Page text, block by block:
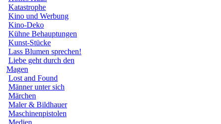
Katastrophe
Kino und Werbung
Kino-Deko
Kühne Behauptungen
Kunst-Stücke
Lass Blumen sprechen!
Liebe geht durch den
Magen
Lost and Found
Männer unter sich
Märchen
Maler & Bildhauer
Maschinenpistolen
Medien